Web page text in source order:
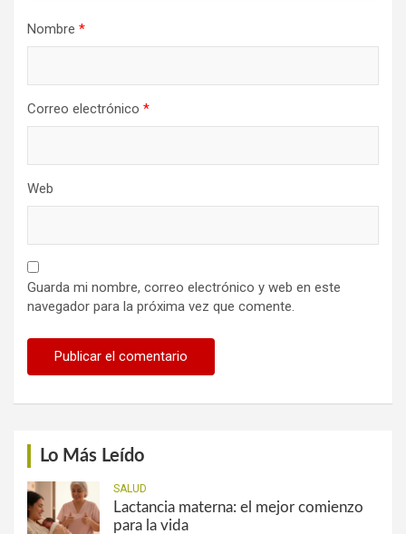
Nombre *
Correo electrónico *
Web
Guarda mi nombre, correo electrónico y web en este
navegador para la próxima vez que comente.
Lo Más Leído
SALUD
Lactancia materna: el mejor comienzo
para la vida